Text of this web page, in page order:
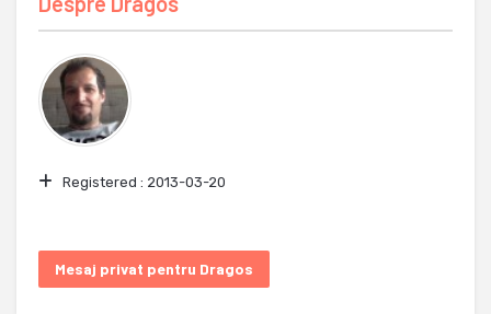
Registered : 2013-03-20
Mesaj privat pentru Dragos